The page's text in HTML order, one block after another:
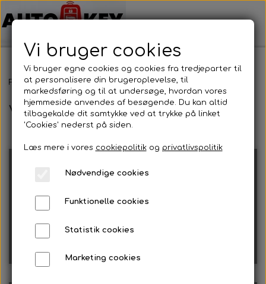
Forside Bilnøgler Volkswagen
Volkswagen
Fjernbetjening
Vi bruger cookies
Vi bruger egne cookies og cookies fra tredjeparter til
at personalisere din brugeroplevelse, til
markedsføring og til at undersøge, hvordan vores
hjemmeside anvendes af besøgende. Du kan altid
tilbagekalde dit samtykke ved at trykke på linket
'Cookies' nederst på siden.
Læs mere i vores cookiepolitikog privatlivspolitik
Nødvendige cookies
Funktionelle cookies
Statistik cookies
Marketing cookies